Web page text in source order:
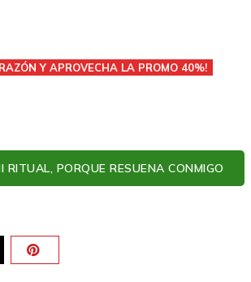
Y APROVECHA LA PROMO 40%!
RITUAL, PORQUE RESUENA CONMIGO